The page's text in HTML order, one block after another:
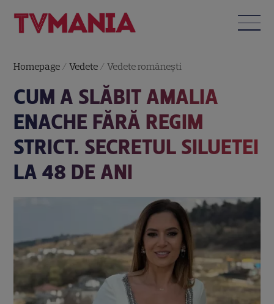
Homepage /Vedete /Vedete româneşti
CUM A SLĂBIT AMALIA
ENACHE FĂRĂ REGIM
STRICT. SECRETUL SILUETEI
LA 48 DE ANI